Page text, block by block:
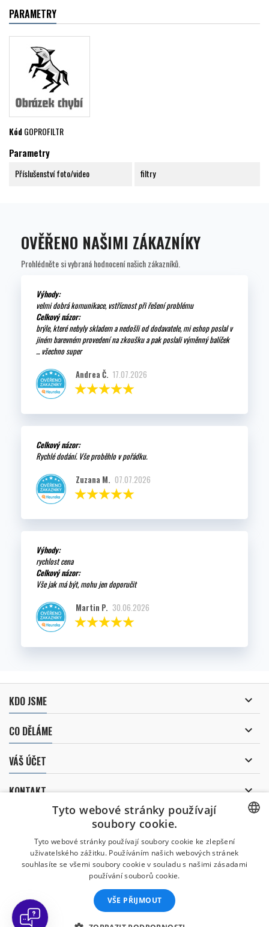
PARAMETRY
KódGOPROFILTR
Parametry
Příslušenství foto/video filtry
OVĚŘENO NAŠIMI ZÁKAZNÍKY
Prohlédněte si vybraná hodnocení našich zákazníků.
Výhody:
velmi dobrá komunikace, vstřícnost při řešení problému
Celkový názor:
brýle, které nebyly skladem a nedošli od dodavatele, mi eshop poslal v
jiném barevném provedení na zkoušku a pak poslali výměnný balíček
... všechno super
Andrea Č. 17.07.2026
Celkový názor:
Rychlé dodání. Vše proběhlo v pořádku.
Zuzana M. 07.07.2026
Výhody:
rychlost cena
Celkový názor:
Vše jak má být, mohu jen doporučit
Martin P. 30.06.2026
KDO JSME 
CO DĚLÁME 
VÁŠ ÚČET 
KONTAKT 
ODBĚR NOVINEK
Uděluji souhlas se
zpracováním osobních údajů.
CZECH
Tyto webové stránky používají
soubory cookie.
Tyto webové stránky používají soubory cookie ke zlepšení
uživatelského zážitku. Používáním našich webových stránek
souhlasíte se všemi soubory cookie v souladu s našimi zásadami
používání souborů cookie.
VŠE PŘIJMOUT